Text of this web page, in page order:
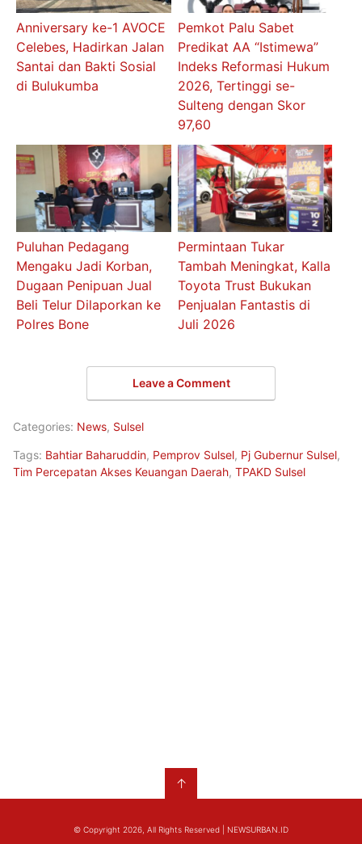
Anniversary ke-1 AVOCE
Celebes, Hadirkan Jalan
Santai dan Bakti Sosial
di Bulukumba
Pemkot Palu Sabet
Predikat AA “Istimewa”
Indeks Reformasi Hukum
2026, Tertinggi se-
Sulteng dengan Skor
97,60
Puluhan Pedagang
Mengaku Jadi Korban,
Dugaan Penipuan Jual
Beli Telur Dilaporkan ke
Polres Bone
Permintaan Tukar
Tambah Meningkat, Kalla
Toyota Trust Bukukan
Penjualan Fantastis di
Juli 2026
Leave a Comment
Categories: News, Sulsel
Tags: Bahtiar Baharuddin, Pemprov Sulsel, Pj Gubernur Sulsel,
Tim Percepatan Akses Keuangan Daerah, TPAKD Sulsel
↑
© Copyright 2026, All Rights Reserved | NEWSURBAN.ID